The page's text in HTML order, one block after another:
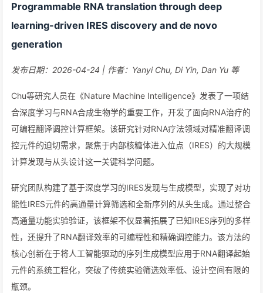
Programmable RNA translation through deep
learning-driven IRES discovery and de novo
generation
发布日期：2026-04-24 | 作者：Yanyi Chu, Di Yin, Dan Yu 等
Chu等研究人员在《Nature Machine Intelligence》发表了一项结
合深度学习与RNA合成生物学的重要工作，开发了面向RNA治疗的
可编程翻译调控计算框架。该研究针对RNA疗法领域对精准翻译调
控元件的迫切需求，聚焦于内部核糖体进入位点（IRES）的大规模
计算发现与从头设计这一关键科学问题。
研究团队构建了基于深度学习的IRES发现与生成模型，实现了对功
能性IRES元件的高通量计算筛选和全新序列的从头生成。通过整合
高通量功能实验验证，该框架不仅显著拓展了已知IRES序列的多样
性，还提升了RNA翻译效率的可编程性和精确调控能力。该方法的
核心创新在于将人工智能驱动的序列生成模型应用于RNA翻译起始
元件的系统工程化，突破了传统实验筛选效率低、设计空间有限的
瓶颈。